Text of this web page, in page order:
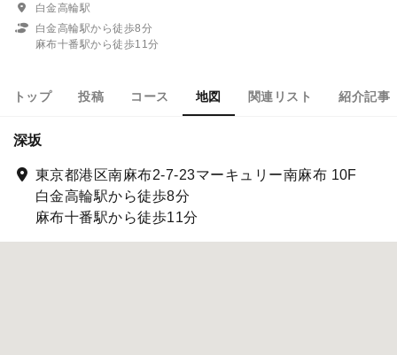
白金高輪駅
白金高輪駅から徒歩8分
麻布十番駅から徒歩11分
トップ 投稿 コース 地図 関連リスト 紹介記事
深坂
東京都港区南麻布2-7-23マーキュリー南麻布 10F
白金高輪駅から徒歩8分
麻布十番駅から徒歩11分